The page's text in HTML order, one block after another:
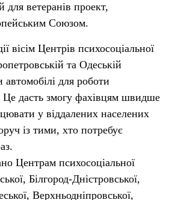
для ветеранів проект,
Союзом.
вісім Центрів психосоціальної
та Одеській
для роботи
Це дасть змогу фахівцям швидше
у віддалених населених
із тими, хто потребує
Центрам психосоціальної
Білгород-Дністровської,
Верхньодніпровської,